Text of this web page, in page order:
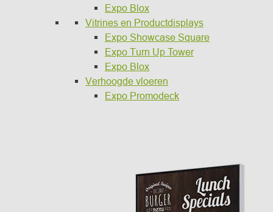
Expo Blox
Vitrines en Productdisplays
Expo Showcase Square
Expo Turn Up Tower
Expo Blox
Verhoogde vloeren
Expo Promodeck